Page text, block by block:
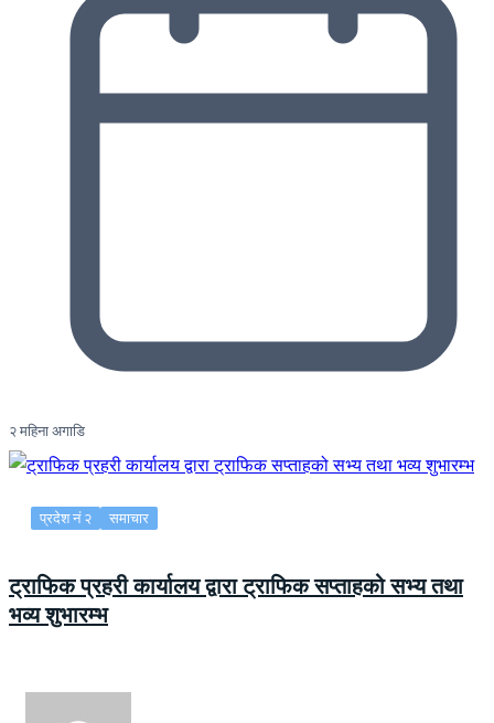
२ महिना अगाडि
प्रदेश नं २ समाचार
ट्राफिक प्रहरी कार्यालय द्वारा ट्राफिक सप्ताहको सभ्य तथा
भव्य शुभारम्भ